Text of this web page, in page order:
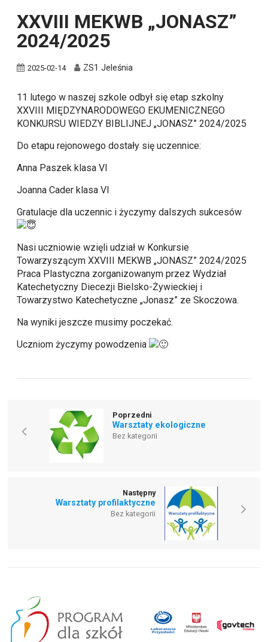
XXVIII MEKWB „JONASZ”
2024/2025
2025-02-14 ZS1 Jeleśnia
11 lutego w naszej szkole odbył się etap szkolny
XXVIII MIĘDZYNARODOWEGO EKUMENICZNEGO
KONKURSU WIEDZY BIBLIJNEJ „JONASZ” 2024/2025
Do etapu rejonowego dostały się uczennice:
Anna Paszek klasa VI
Joanna Cader klasa VI
Gratulacje dla uczennic i życzymy dalszych sukcesów
Nasi uczniowie wzięli udział w Konkursie
Towarzyszącym XXVIII MEKWB „JONASZ” 2024/2025
Praca Plastyczna zorganizowanym przez Wydział
Katechetyczny Diecezji Bielsko-Żywieckiej i
Towarzystwo Katechetyczne „Jonasz” ze Skoczowa.
Na wyniki jeszcze musimy poczekać.
Uczniom życzymy powodzenia
Poprzedni
Warsztaty ekologiczne
Bez kategorii
Następny
Warsztaty profilaktyczne
Bez kategorii